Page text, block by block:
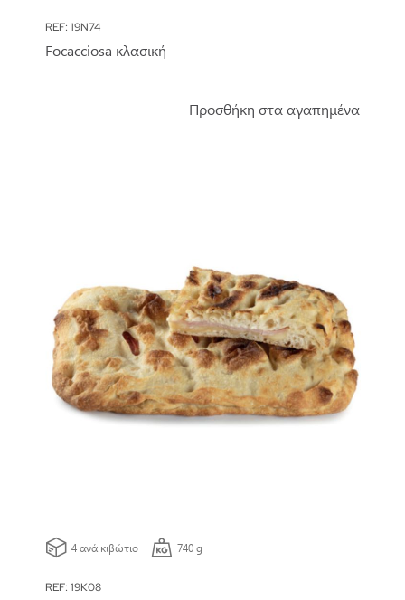
REF: 19N74
Focacciosa κλασική
Προσθήκη στα αγαπημένα
4 ανά κιβώτιο 740 g
REF: 19K08